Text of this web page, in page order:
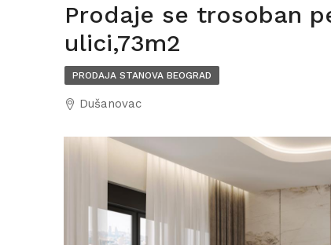
Prodaje se trosoban
ulici,73m2
PRODAJA STANOVA BEOGRAD
Dušanovac